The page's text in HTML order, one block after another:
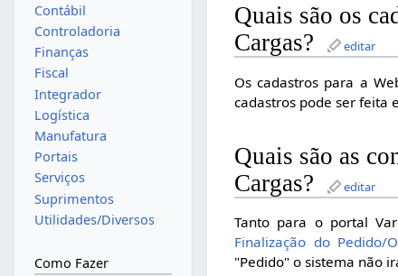
Quais são os
Cargas?
editar
Os cadastros para a
cadastros pode ser feita
Quais são as
Cargas?
editar
Tanto para o portal
Finalização do Pedido/
"Pedido" o sistema não
Contábil
Controladoria
Finanças
Fiscal
Integrador
Logística
Manufatura
Portais
Serviços
Suprimentos
Utilidades/Diversos
Como Fazer